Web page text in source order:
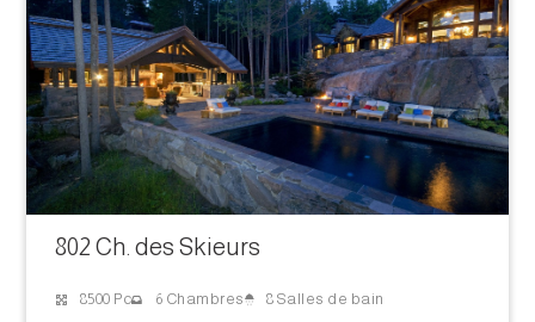
802 Ch. des Skieurs
8500 Pc 6 Chambres 8 Salles de bain